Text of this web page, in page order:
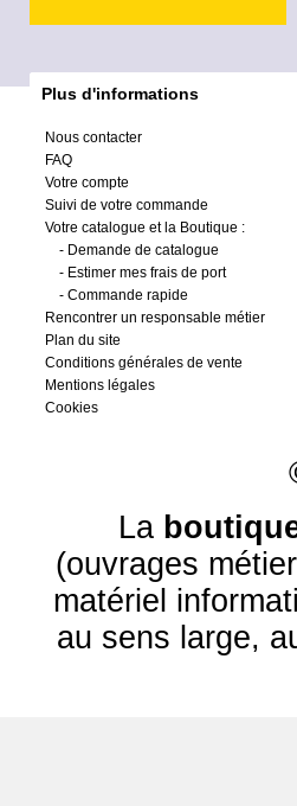
Plus d'informations
Nous contacter
FAQ
Votre compte
Suivi de votre commande
Votre catalogue et la Boutique :
- Demande de catalogue
- Estimer mes frais de port
- Commande rapide
Rencontrer un responsable métier
Plan du site
Conditions générales de vente
Mentions légales
Cookies
La
(ouvrages
matériel
au sens large,